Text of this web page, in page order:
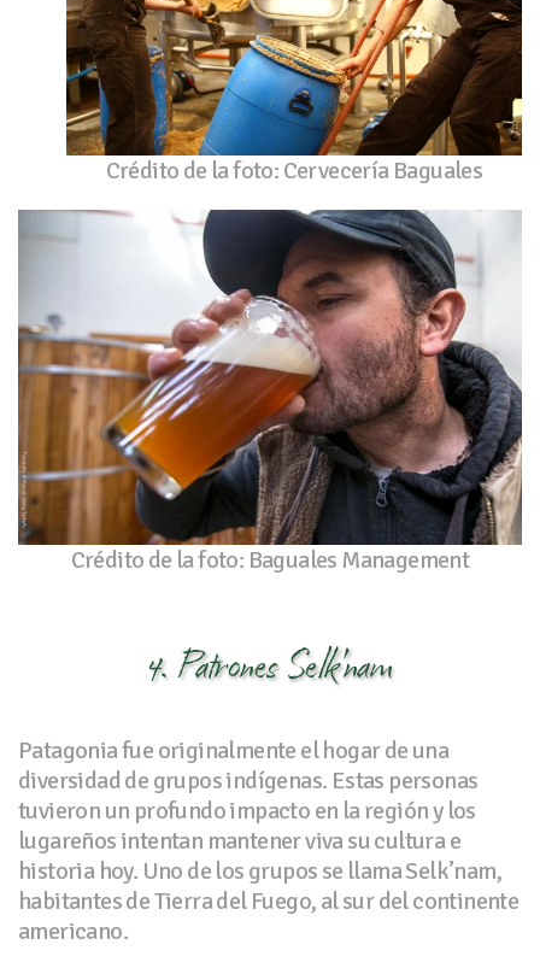
Crédito de la foto: Cervecería Baguales
Crédito de la foto: Baguales Management
4. Patrones Selk'nam
Patagonia fue originalmente el hogar de una
diversidad de grupos indígenas. Estas personas
tuvieron un profundo impacto en la región y los
lugareños intentan mantener viva su cultura e
historia hoy. Uno de los grupos se llama Selk’nam,
habitantes de Tierra del Fuego, al sur del continente
americano.